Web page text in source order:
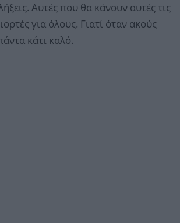
Αυτές που θα κάνουν αυτές τις
για όλους. Γιατί όταν ακούς
κάτι καλό.